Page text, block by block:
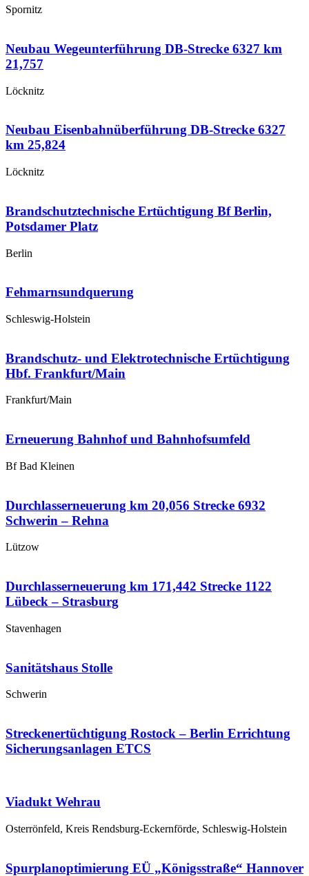
Spornitz
Neubau Wegeunterführung DB-Strecke 6327 km
21,757
Löcknitz
Neubau Eisenbahnüberführung DB-Strecke 6327
km 25,824
Löcknitz
Brandschutztechnische Ertüchtigung Bf Berlin,
Potsdamer Platz
Berlin
Fehmarnsundquerung
Schleswig-Holstein
Brandschutz- und Elektrotechnische Ertüchtigung
Hbf. Frankfurt/Main
Frankfurt/Main
Erneuerung Bahnhof und Bahnhofsumfeld
Bf Bad Kleinen
Durchlasserneuerung km 20,056 Strecke 6932
Schwerin – Rehna
Lützow
Durchlasserneuerung km 171,442 Strecke 1122
Lübeck – Strasburg
Stavenhagen
Sanitätshaus Stolle
Schwerin
Streckenertüchtigung Rostock – Berlin Errichtung
Sicherungsanlagen ETCS
Viadukt Wehrau
Osterrönfeld, Kreis Rendsburg-Eckernförde, Schleswig-Holstein
Spurplanoptimierung EÜ „Königsstraße“ Hannover